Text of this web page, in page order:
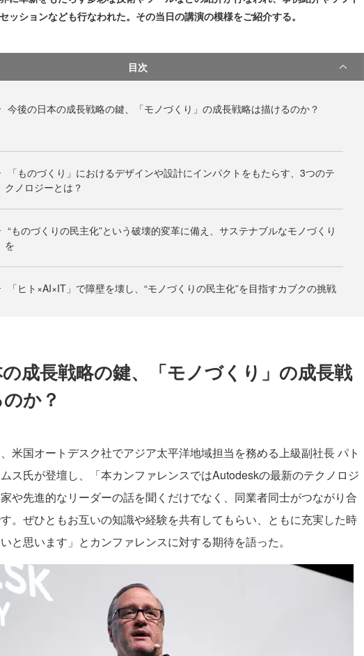
ッションなども行なわれた。その当日の講演の模様をご紹介する。
目次
今後の日本の成長戦略の鍵、「モノづくり」の成長戦略は描けるのか？
「ものづくり」におけるデザインや設計にインパクトをもたらす、3つのテ
クノロジーとは？
“ものづくりの民主化”という破壊的変革に備え、サステナブルなモノづくり
を
「ヒト×AI×IT」で障壁を壊し、“モノづくりの民主化”を目指すカブクの挑戦
成長戦略の鍵、「モノづくり」の成長戦
か？
米国オートデスク社でアジア太平洋地域担当を務める上級副社長 パト
ス氏が登壇し、「本カンファレンスではAutodeskの最新のテクノロジ
や先進的なリーダーの話を聞くだけでなく、同業者同士がつながり合
。ぜひともお互いの知識や経験を共有してもらい、ともに充実した時
と思います」とカンファレンスに対する期待を語った。